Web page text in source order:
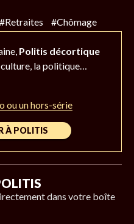
#Retraites #Chômage
Politis décortique
culture, la politique…
ou un hors-série
À POLITIS
dans votre boîte